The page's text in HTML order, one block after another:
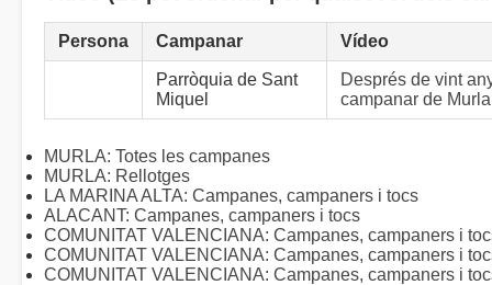
Persona Campanar Vídeo
Parròquia de Sant
Miquel
Després de vint
campanar de Murla
MURLA: Totes les campanes
MURLA: Rellotges
LA MARINA ALTA: Campanes, campaners i tocs
ALACANT: Campanes, campaners i tocs
COMUNITAT VALENCIANA: Campanes, campaners i
COMUNITAT VALENCIANA: Campanes, campaners i
COMUNITAT VALENCIANA: Campanes, campaners i